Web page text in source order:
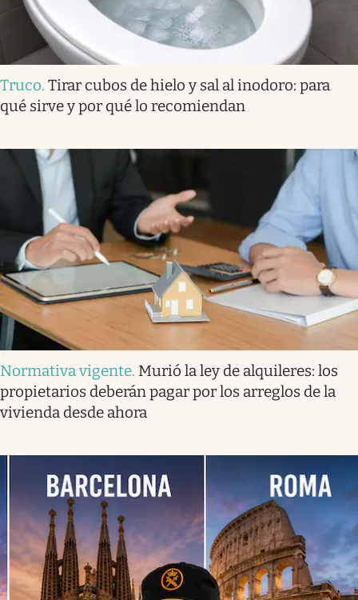
Truco. Tirar cubos de hielo y sal al inodoro: para
qué sirve y por qué lo recomiendan
Normativa vigente. Murió la ley de alquileres: los
propietarios deberán pagar por los arreglos de la
vivienda desde ahora